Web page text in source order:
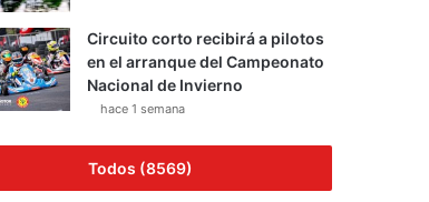
Circuito corto recibirá a pilotos
en el arranque del Campeonato
Nacional de Invierno
hace 1 semana
Todos (8569)